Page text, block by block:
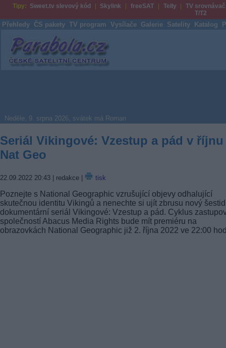
Tipy: Sweet.tv slevový kód Skylink freeSAT Telly
TV srovnávač
T/T2
Přehledy ČS pakety TV program Vysílače Galerie Satelity Katalog
Parabola.cz
Neděle, 9. srpna 2026, svátek má Roman
Seriál Vikingové: Vzestup a pád v říjnu
Nat Geo
22.09.2022 20:43 | redakce | tisk
Poznejte s National Geographic vzrušující objevy odhalující
skutečnou identitu Vikingů a nenechte si ujít zbrusu nový
dokumentární seriál Vikingové: Vzestup a pád. Cyklus
společností Abacus Media Rights bude mít premiéru na
obrazovkách National Geographic již 2. října 2022 ve 22:00